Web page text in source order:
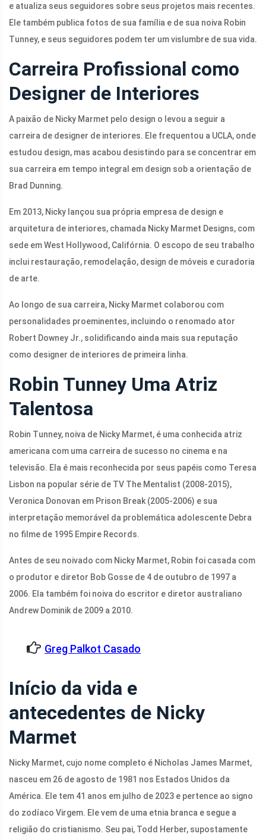
e atualiza seus seguidores sobre seus projetos mais recentes.
Ele também publica fotos de sua família e de sua noiva Robin
Tunney, e seus seguidores podem ter um vislumbre de sua vida.
Carreira Profissional como
Designer de Interiores
A paixão de Nicky Marmet pelo design o levou a seguir a
carreira de designer de interiores. Ele frequentou a UCLA, onde
estudou design, mas acabou desistindo para se concentrar em
sua carreira em tempo integral em design sob a orientação de
Brad Dunning.
Em 2013, Nicky lançou sua própria empresa de design e
arquitetura de interiores, chamada Nicky Marmet Designs, com
sede em West Hollywood, Califórnia. O escopo de seu trabalho
inclui restauração, remodelação, design de móveis e curadoria
de arte.
Ao longo de sua carreira, Nicky Marmet colaborou com
personalidades proeminentes, incluindo o renomado ator
Robert Downey Jr., solidificando ainda mais sua reputação
como designer de interiores de primeira linha.
Robin Tunney Uma Atriz
Talentosa
Robin Tunney, noiva de Nicky Marmet, é uma conhecida atriz
americana com uma carreira de sucesso no cinema e na
televisão. Ela é mais reconhecida por seus papéis como Teresa
Lisbon na popular série de TV The Mentalist (2008-2015),
Veronica Donovan em Prison Break (2005-2006) e sua
interpretação memorável da problemática adolescente Debra
no filme de 1995 Empire Records.
Antes de seu noivado com Nicky Marmet, Robin foi casada com
o produtor e diretor Bob Gosse de 4 de outubro de 1997 a
2006. Ela também foi noiva do escritor e diretor australiano
Andrew Dominik de 2009 a 2010.
Greg Palkot Casado
Início da vida e
antecedentes de Nicky
Marmet
Nicky Marmet, cujo nome completo é Nicholas James Marmet,
nasceu em 26 de agosto de 1981 nos Estados Unidos da
América. Ele tem 41 anos em julho de 2023 e pertence ao signo
do zodíaco Virgem. Ele vem de uma etnia branca e segue a
religião do cristianismo. Seu pai, Todd Herber, supostamente